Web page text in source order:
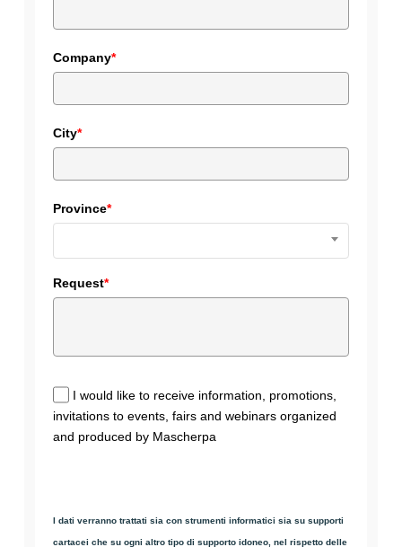
Company*
City*
Province*
Request*
I would like to receive information, promotions,
invitations to events, fairs and webinars organized
and produced by Mascherpa
I dati verranno trattati sia con strumenti informatici sia su supporti
cartacei che su ogni altro tipo di supporto idoneo, nel rispetto delle